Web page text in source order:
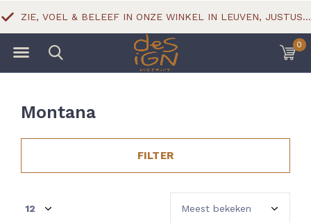
0
ZIE, VOEL & BELEEF IN ONZE WINKEL IN LEUVEN, JUSTUS LIPSIUSSTRAAT 18
Montana
FILTER